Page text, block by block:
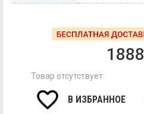
1888
Товар отсутствует
В ИЗБРАННОЕ